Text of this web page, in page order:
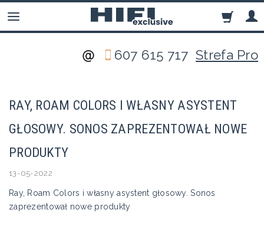
607 615 717Strefa Pro
RAY, ROAM COLORS I WŁASNY ASYSTENT
GŁOSOWY. SONOS ZAPREZENTOWAŁ NOWE
PRODUKTY
13-05-2022
Ray, Roam Colors i własny asystent głosowy. Sonos
zaprezentował nowe produkty